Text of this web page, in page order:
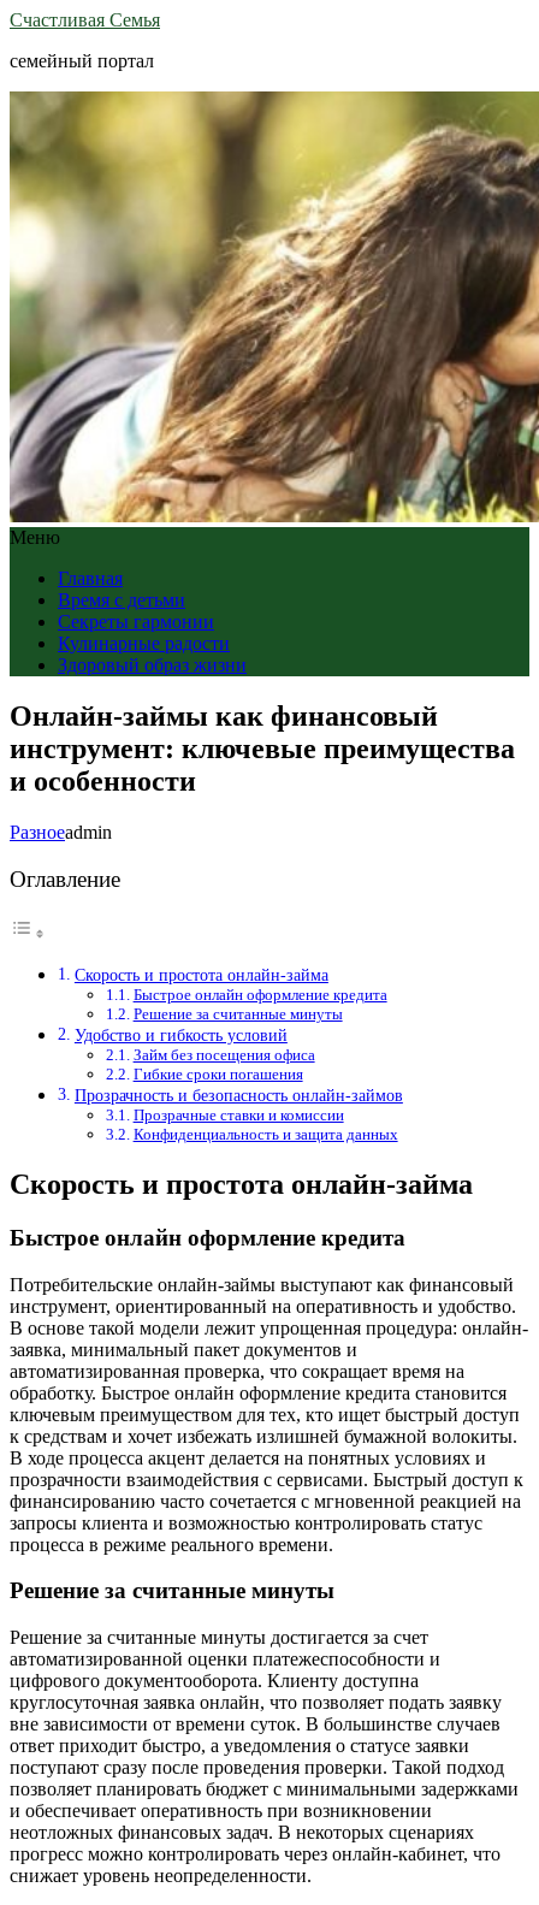
Счастливая Семья
семейный портал
Меню
Главная
Время с детьми
Секреты гармонии
Кулинарные радости
Здоровый образ жизни
Онлайн-займы как финансовый
инструмент: ключевые преимущества
и особенности
Разноеadmin
Оглавление
Скорость и простота онлайн-займа
Быстрое онлайн оформление кредита
Решение за считанные минуты
Удобство и гибкость условий
Займ без посещения офиса
Гибкие сроки погашения
Прозрачность и безопасность онлайн-займов
Прозрачные ставки и комиссии
Конфиденциальность и защита данных
Скорость и простота онлайн-займа
Быстрое онлайн оформление кредита
Потребительские онлайн-займы выступают как финансовый
инструмент, ориентированный на оперативность и удобство.
В основе такой модели лежит упрощенная процедура: онлайн-
заявка, минимальный пакет документов и
автоматизированная проверка, что сокращает время на
обработку. Быстрое онлайн оформление кредита становится
ключевым преимуществом для тех, кто ищет быстрый доступ
к средствам и хочет избежать излишней бумажной волокиты.
В ходе процесса акцент делается на понятных условиях и
прозрачности взаимодействия с сервисами. Быстрый доступ к
финансированию часто сочетается с мгновенной реакцией на
запросы клиента и возможностью контролировать статус
процесса в режиме реального времени.
Решение за считанные минуты
Решение за считанные минуты достигается за счет
автоматизированной оценки платежеспособности и
цифрового документооборота. Клиенту доступна
круглосуточная заявка онлайн, что позволяет подать заявку
вне зависимости от времени суток. В большинстве случаев
ответ приходит быстро, а уведомления о статусе заявки
поступают сразу после проведения проверки. Такой подход
позволяет планировать бюджет с минимальными задержками
и обеспечивает оперативность при возникновении
неотложных финансовых задач. В некоторых сценариях
прогресс можно контролировать через онлайн-кабинет, что
снижает уровень неопределенности.